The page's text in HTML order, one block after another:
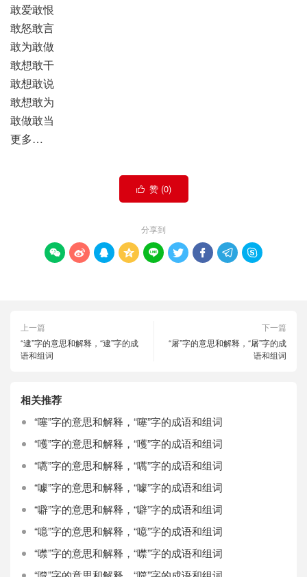
敢爱敢恨
敢怒敢言
敢为敢做
敢想敢干
敢想敢说
敢想敢为
敢做敢当
更多…
 赞 (0)
分享到
        
上一篇
“逮”字的意思和解释，“逮”字的成
语和组词
下一篇
“屠”字的意思和解释，“屠”字的成
语和组词
相关推荐
“噻”字的意思和解释，“噻”字的成语和组词
“嚄”字的意思和解释，“嚄”字的成语和组词
“嚆”字的意思和解释，“嚆”字的成语和组词
“噱”字的意思和解释，“噱”字的成语和组词
“噼”字的意思和解释，“噼”字的成语和组词
“噫”字的意思和解释，“噫”字的成语和组词
“噤”字的意思和解释，“噤”字的成语和组词